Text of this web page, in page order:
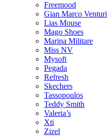
Freemood
Gian Marco Venturi
Lias Mouse
Mago Shoes
Marina Militare
Miss NV
Mysoft
Pegada
Refresh
Skechers
Tassopoulos
Teddy Smith
Valeria’s
Xti
Zizel